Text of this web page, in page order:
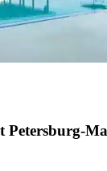
Petersburg-